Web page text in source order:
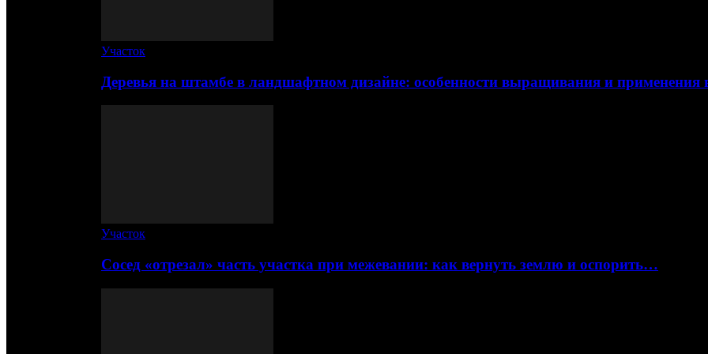
Участок
Деревья на штамбе в ландшафтном дизайне: особенности выращивания и
Участок
Сосед «отрезал» часть участка при межевании: как вернуть землю и оспорить…